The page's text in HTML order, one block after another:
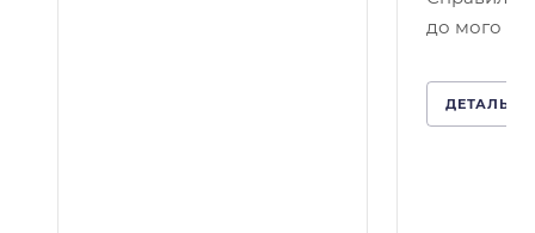
до мого